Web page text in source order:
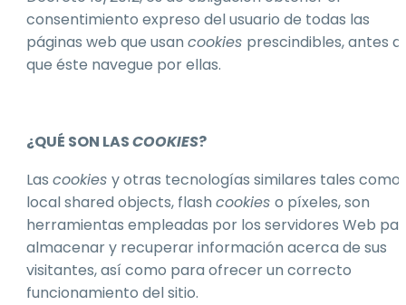
consentimiento expreso del usuario de todas las
páginas web que usan cookies prescindibles, antes
que éste navegue por ellas.
¿QUÉ SON LASCOOKIES?
Las cookies y otras tecnologías similares tales como
local shared objects, flash cookies o píxeles, son
herramientas empleadas por los servidores Web
almacenar y recuperar información acerca de sus
visitantes, así como para ofrecer un correcto
funcionamiento del sitio.